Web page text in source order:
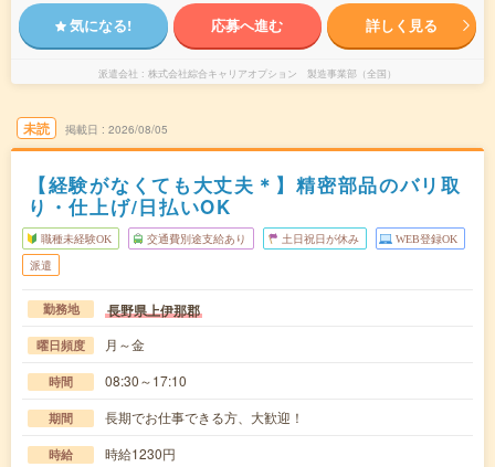
気になる! 応募へ進む 詳しく見る
派遣会社 株式会社綜合キャリアオプション 製造事業部（全国）
未読 掲載日 2026/08/05
【経験がなくても大丈夫＊】精密部品のバリ取
り・仕上げ/日払いOK
職種未経験OK 交通費別途支給あり 土日祝日が休み WEB登録OK
派遣
勤務地 長野県上伊那郡
曜日頻度 月～金
時間 08:30～17:10
期間 長期でお仕事できる方、大歓迎！
時給 時給1230円